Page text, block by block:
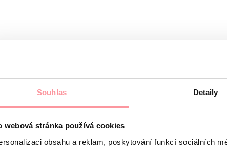
Souhlas Detaily
webová stránka používá cookies
obsahu a reklam, poskytování funkcí sociálních
pomoću SSL-a i podleže pravilima naših
podataka